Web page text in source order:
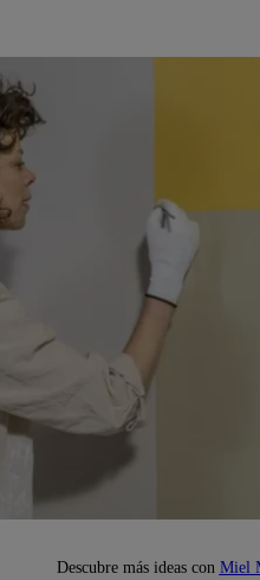
Descubre más ideas con Miel